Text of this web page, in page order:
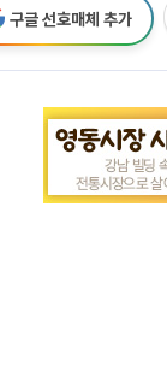
구글 선호매체 추가